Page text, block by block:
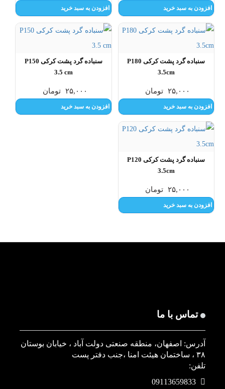
افزودن به سبد خرید افزودن به سبد خرید
سنباده گرد پشت کرکی P180
3.5cm
تومان ۲۵,۰۰۰
افزودن به سبد خرید
سنباده گرد پشت کرکی P150
3.5 cm
تومان ۲۵,۰۰۰
افزودن به سبد خرید
سنباده گرد پشت کرکی P120
3.5cm
تومان ۲۵,۰۰۰
افزودن به سبد خرید
تماس با ما
آدرس: اصفهان، منطقه صنعتی دولت آباد ، خیابان بوستان
۳۸ ، ساختمان هیئت امنا ،جنب دفتر پست
تلفن: